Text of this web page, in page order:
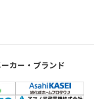
カー・ブランド